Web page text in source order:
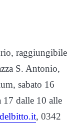
raggiungibile
S. Antonio,
sabato 16
17 dalle 10 alle
, 0342